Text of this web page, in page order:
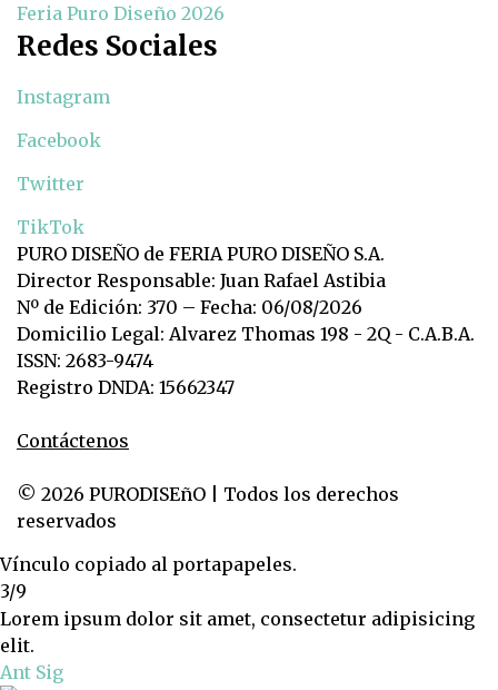
Feria Puro Diseño 2026
Redes Sociales
Instagram
Facebook
Twitter
TikTok
PURO DISEÑO de FERIA PURO DISEÑO S.A.
Director Responsable: Juan Rafael Astibia
Nº de Edición: 370 – Fecha: 06/08/2026
Domicilio Legal: Alvarez Thomas 198 - 2Q - C.A.B.A.
ISSN: 2683-9474
Registro DNDA: 15662347
Contáctenos
© 2026 PURODISEñO | Todos los derechos
reservados
Vínculo copiado al portapapeles.
3/9
Lorem ipsum dolor sit amet, consectetur adipisicing
elit.
Ant Sig